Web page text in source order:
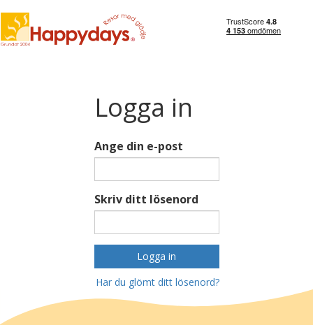
Logga in
Ange din e-post
Skriv ditt lösenord
Logga in
Har du glömt ditt lösenord?